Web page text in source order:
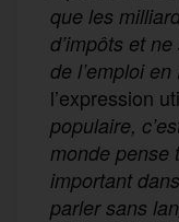
que les
d’impôts et
de l’emploi en
l’expression
populaire,
monde pense
important
parler sans